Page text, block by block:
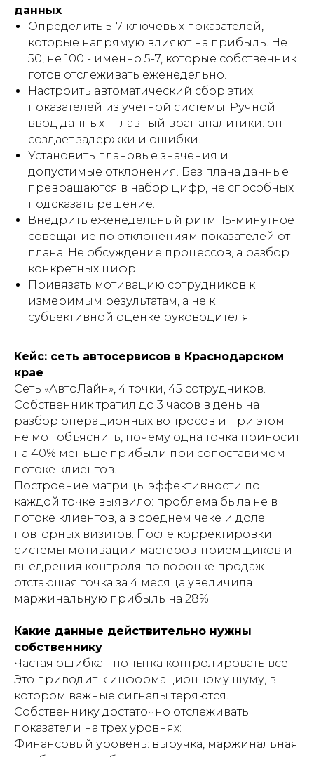
данных
Определить 5-7 ключевых показателей,
которые напрямую влияют на прибыль. Не
50, не 100 - именно 5-7, которые собственник
готов отслеживать еженедельно.
Настроить автоматический сбор этих
показателей из учетной системы. Ручной
ввод данных - главный враг аналитики: он
создает задержки и ошибки.
Установить плановые значения и
допустимые отклонения. Без плана данные
превращаются в набор цифр, не способных
подсказать решение.
Внедрить еженедельный ритм: 15-минутное
совещание по отклонениям показателей от
плана. Не обсуждение процессов, а разбор
конкретных цифр.
Привязать мотивацию сотрудников к
измеримым результатам, а не к
субъективной оценке руководителя.
Кейс: сеть автосервисов в Краснодарском
крае
Сеть «АвтоЛайн», 4 точки, 45 сотрудников.
Собственник тратил до 3 часов в день на
разбор операционных вопросов и при этом
не мог объяснить, почему одна точка приносит
на 40% меньше прибыли при сопоставимом
потоке клиентов.
Построение матрицы эффективности по
каждой точке выявило: проблема была не в
потоке клиентов, а в среднем чеке и доле
повторных визитов. После корректировки
системы мотивации мастеров-приемщиков и
внедрения контроля по воронке продаж
отстающая точка за 4 месяца увеличила
маржинальную прибыль на 28%.
Какие данные действительно нужны
собственнику
Частая ошибка - попытка контролировать все.
Это приводит к информационному шуму, в
котором важные сигналы теряются.
Собственнику достаточно отслеживать
показатели на трех уровнях:
Финансовый уровень: выручка, маржинальная